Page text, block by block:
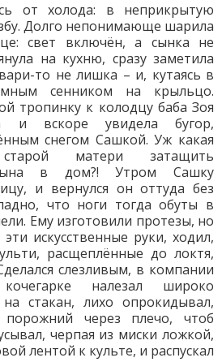
от холода: в неприкрытую
Долго непонимающе шарила
свет включён, а сынка не
на кухню, сразу заметила
то не лишка – и, кутаясь в
сенником на крыльцо.
тропинку к колодцу баба Зоя
и вскоре увидела бугор,
снегом Сашкой. Уж какая
матери затащить
сына в дом?! Утром Сашку
и вернулся он оттуда без
что ноги тогда обу­ты в
Ему изготовили протезы, но
искусственные руки, ходил,
расщеплённые до локтя,
слезливым, в компании
налезал широко
стакан, лихо опрокидывал,
через плечо, чтоб
черпая из миски ложкой,
лентой к культе, и распускал